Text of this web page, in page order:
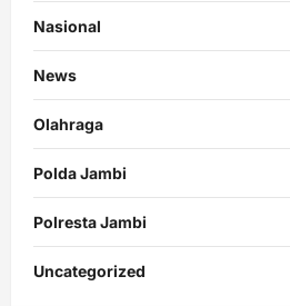
Nasional
News
Olahraga
Polda Jambi
Polresta Jambi
Uncategorized